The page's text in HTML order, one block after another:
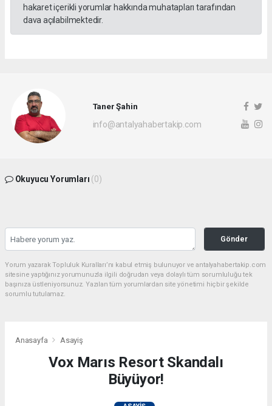
hakaret içerikli yorumlar hakkında muhatapları tarafından
dava açılabilmektedir.
Taner Şahin
info@antalyahabertakip.com
Okuyucu Yorumları (0)
Gönder
Yorum yazarak Topluluk Kuralları’nı kabul etmiş bulunuyor ve antalyahabertakip.com
sitesine yaptığınız yorumunuzla ilgili doğrudan veya dolaylı tüm sorumluluğu tek
başınıza üstleniyorsunuz. Yazılan tüm yorumlardan site yönetimi hiçbir şekilde
sorumlu tutulamaz.
Anasayfa Asayiş
Vox Marıs Resort Skandalı
Büyüyor!